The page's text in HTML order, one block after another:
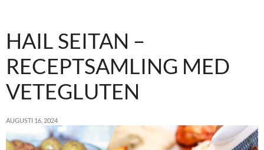
HAIL SEITAN –
RECEPTSAMLING MED
VETEGLUTEN
AUGUSTI 16, 2024